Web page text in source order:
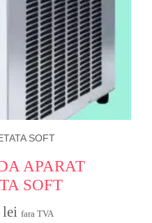
SOFT
APARAT
SOFT
lei fara TVA